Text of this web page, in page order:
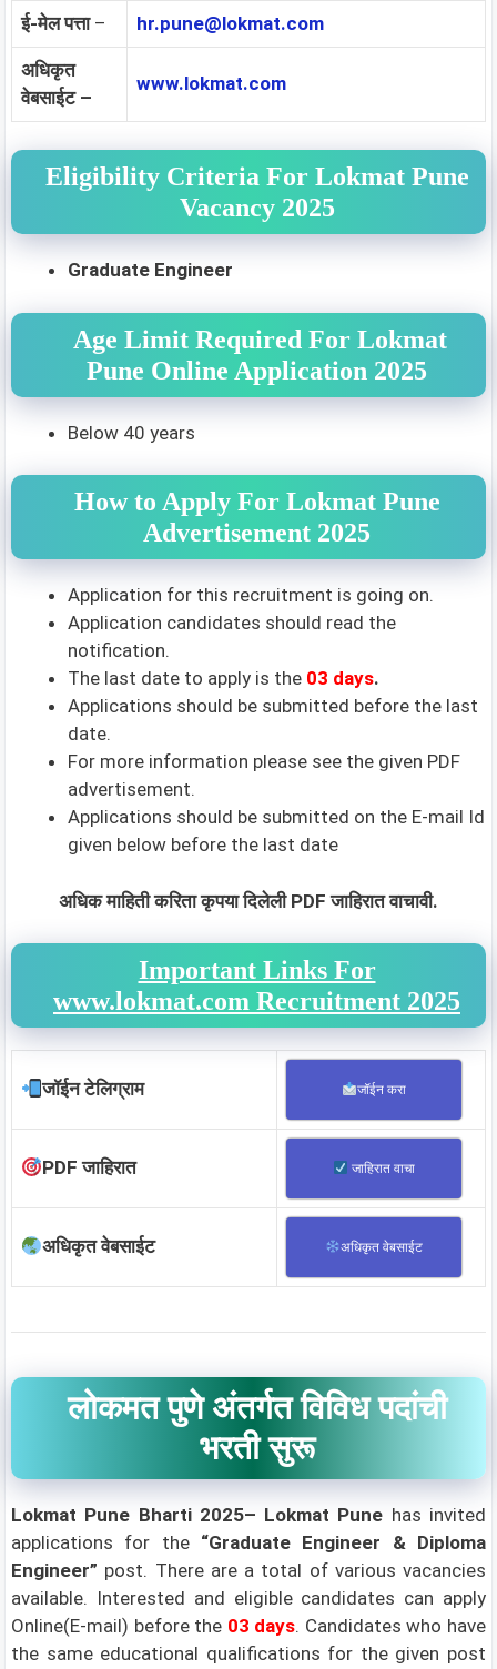
ई-मेल पत्ता– hr.pune@lokmat.com
अधिकृत
वेबसाईट –
www.lokmat.com
Eligibility Criteria For Lokmat Pune
Vacancy 2025
Graduate Engineer
Age Limit Required For Lokmat
Pune Online Application 2025
Below 40 years
How to Apply For Lokmat Pune
Advertisement 2025
Application for this recruitment is going on.
Application candidates should read the
notification.
The last date to apply is the 03 days.
Applications should be submitted before the last
date.
For more information please see the given PDF
advertisement.
Applications should be submitted on the E-mail Id
given below before the last date
अधिक माहिती करिता कृपया दिलेली PDF जाहिरात वाचावी.
Important Links For
www.lokmat.com Recruitment 2025
जॉईन टेलिग्राम जॉईन करा
PDF जाहिरात जाहिरात वाचा
अधिकृत वेबसाईट अधिकृत वेबसाईट
लोकमत पुणे अंतर्गत विविध पदांची
भरती सुरू
Lokmat Pune Bharti 2025– Lokmat Pune has invited
applications for the “Graduate Engineer & Diploma
Engineer” post. There are a total of various vacancies
available. Interested and eligible candidates can apply
Online(E-mail) before the 03 days. Candidates who have
the same educational qualifications for the given post